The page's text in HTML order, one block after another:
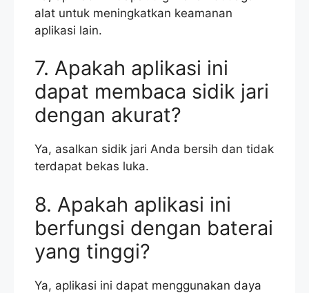
alat untuk meningkatkan keamanan
aplikasi lain.
7. Apakah aplikasi ini
dapat membaca sidik jari
dengan akurat?
Ya, asalkan sidik jari Anda bersih dan tidak
terdapat bekas luka.
8. Apakah aplikasi ini
berfungsi dengan baterai
yang tinggi?
Ya, aplikasi ini dapat menggunakan daya